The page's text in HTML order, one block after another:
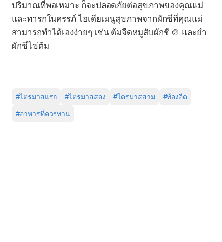
ปริมาณที่พอเหมาะ ก็จะปลอดภัยต่อสุขภาพของคุณแม่
และทารกในครรภ์ ไอเดียเมนูสุขภาพจากผักชีที่คุณแม่
สามารถทำได้เองง่ายๆ เช่น ต้มจืดหมูสับผักชี 🍲 และยำ
ผักชีไข่ต้ม
#ไตรมาสแรก #ไตรมาสสอง #ไตรมาสสาม #ท้องอืด
#อาหารที่ควรทาน